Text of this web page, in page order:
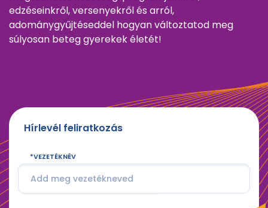
edzéseinkről, versenyekről és arról,
adománygyűjtéseddel hogyan változtatod meg
súlyosan beteg gyerekek életét!
Hírlevél feliratkozás
VEZETÉKNÉV